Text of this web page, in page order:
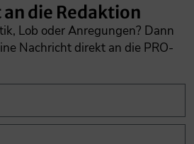
die Redaktion
Lob oder Anregungen? Dann
Nachricht direkt an die PRO-